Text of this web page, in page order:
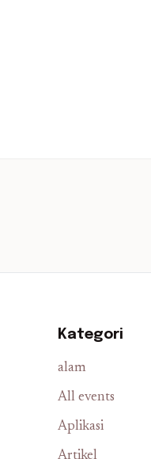
Kategori
alam
All events
Aplikasi
Artikel